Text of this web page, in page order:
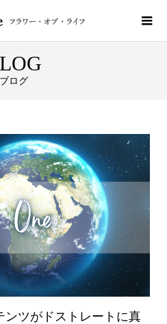
ブログ
ンツがドストレートに真